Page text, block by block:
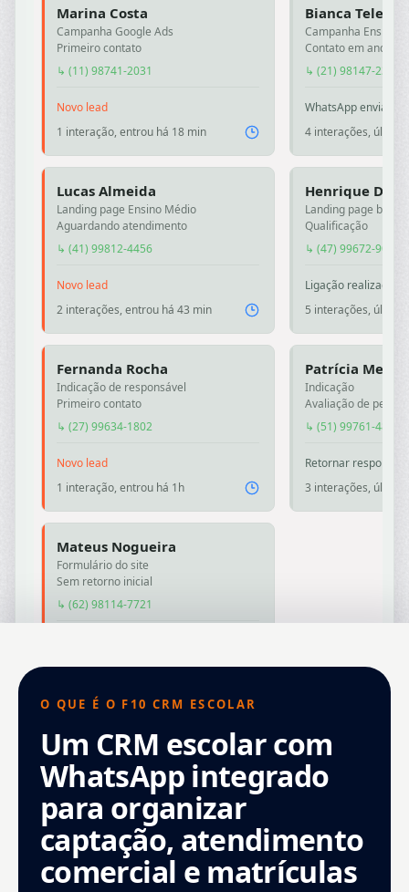
Marina Costa
Campanha Google Ads
Primeiro contato
↳ (11) 98741-2031
Novo lead
1 interação, entrou há 18 min
Lucas Almeida
Landing page Ensino Médio
Aguardando atendimento
↳ (41) 99812-4456
Novo lead
2 interações, entrou há 43 min
Fernanda Rocha
Indicação de responsável
Primeiro contato
↳ (27) 99634-1802
Novo lead
1 interação, entrou há 1h
Mateus Nogueira
Formulário do site
Sem retorno inicial
↳ (62) 98114-7721
2 interações, entrou há 2h
Bianca Teles
Campanha Ensino
Contato em
↳ (21) 98147-2345
WhatsApp enviado
4 interações, última
Henrique
Landing page bolsas
Qualificação
↳ (47) 99672-9018
Ligação realizada
5 interações, última
Patrícia Mello
Indicação
Avaliação de perfil
↳ (51) 99761-4822
Retornar
3 interações, última
O QUE É O F10 CRM ESCOLAR
Um CRM escolar com
WhatsApp integrado
para organizar
captação, atendimento
comercial e matrículas